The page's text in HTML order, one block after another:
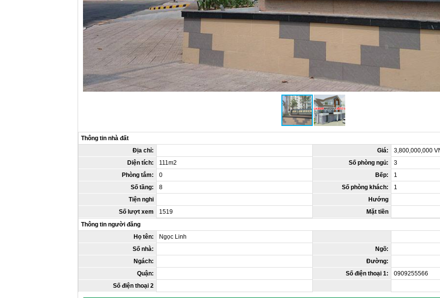
Thông tin nhà đất
Địa chỉ:
Giá:
3,800,000,000
Diện tích:
111m2 Số phòng ngủ:
3
Phòng tắm:
0 Bếp:
1
Số tầng:
8 Số phòng khách:
1
Tiện nghi
Hướng
Số lượt xem
1519
Mặt tiền
Thông tin người đăng
Họ tên:
Ngọc Linh
Số nhà:
Ngõ:
Ngách:
Đường:
Quận:
Số điện thoại 1:
0909255566
Số điện thoại 2